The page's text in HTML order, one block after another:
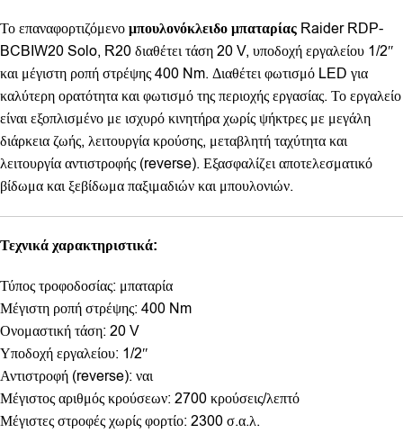
Το επαναφορτιζόμενομπουλονόκλειδο μπαταρίας Raider RDP-
BCBIW20 Solo, R20 διαθέτει τάση 20 V, υποδοχή εργαλείου 1/2″
και μέγιστη ροπή στρέψης 400 Nm. Διαθέτει φωτισμό LED για
καλύτερη ορατότητα και φωτισμό της περιοχής εργασίας. Το εργαλείο
είναι εξοπλισμένο με ισχυρό κινητήρα χωρίς ψήκτρες με μεγάλη
διάρκεια ζωής, λειτουργία κρούσης, μεταβλητή ταχύτητα και
λειτουργία αντιστροφής (reverse). Εξασφαλίζει αποτελεσματικό
βίδωμα και ξεβίδωμα παξιμαδιών και μπουλονιών.
Τεχνικά χαρακτηριστικά:
Τύπος τροφοδοσίας: μπαταρία
Μέγιστη ροπή στρέψης: 400 Nm
Ονομαστική τάση: 20 V
Υποδοχή εργαλείου: 1/2″
Αντιστροφή (reverse): ναι
Μέγιστος αριθμός κρούσεων: 2700 κρούσεις/λεπτό
Μέγιστες στροφές χωρίς φορτίο: 2300 σ.α.λ.